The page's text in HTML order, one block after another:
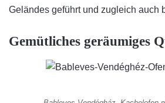
Geländes geführt und zugleich auch
Gemütliches geräumiges